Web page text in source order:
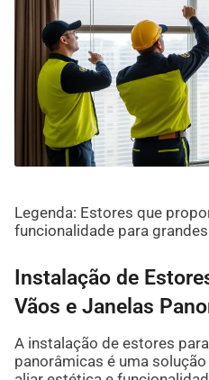
Legenda: Estores que
funcionalidade para
Instalação de
Vãos e Janelas
A instalação de estores
panorâmicas é uma